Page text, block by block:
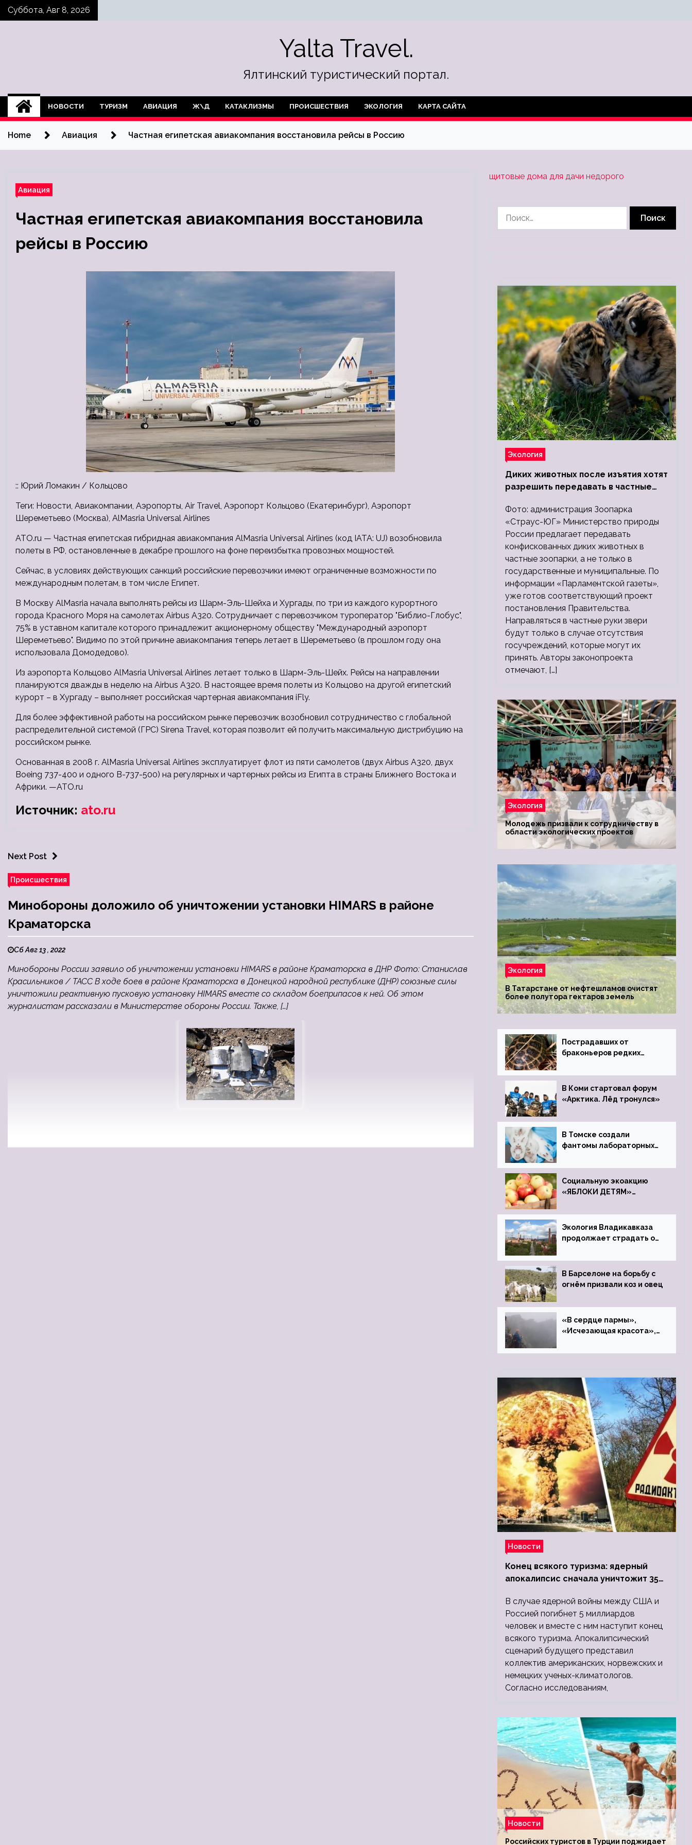
SkipСуббота, Авг 8, 2026
Yalta Travel.
Ялтинский туристический портал.
НОВОСТИ ТУРИЗМ АВИАЦИЯ Ж\Д КАТАКЛИЗМЫ ПРОИСШЕСТВИЯ ЭКОЛОГИЯ КАРТА САЙТА
Home Авиация Частная египетская авиакомпания восстановила рейсы в Россию
Авиация
Частная египетская авиакомпания восстановила
рейсы в Россию
:: Юрий Ломакин / Кольцово
Теги: Новости, Авиакомпании, Аэропорты, Air Travel, Аэропорт Кольцово (Екатеринбург), Аэропорт
Шереметьево (Москва), AlMasria Universal Airlines
ATO.ru — Частная египетская гибридная авиакомпания AlMasria Universal Airlines (код IATA: UJ) возобновила
полеты в РФ, остановленные в декабре прошлого на фоне переизбытка провозных мощностей.
Сейчас, в условиях действующих санкций российские перевозчики имеют ограниченные возможности по
международным полетам, в том числе Египет.
В Москву AlMasria начала выполнять рейсы из Шарм-Эль-Шейха и Хургады, по три из каждого курортного
города Красного Моря на самолетах Airbus A320. Сотрудничает с перевозчиком туроператор "Библио-Глобус",
75% в уставном капитале которого принадлежит акционерному обществу "Международный аэропорт
Шереметьево". Видимо по этой причине авиакомпания теперь летает в Шереметьево (в прошлом году она
использовала Домодедово).
Из аэропорта Кольцово AlMasria Universal Airlines летает только в Шарм-Эль-Шейх. Рейсы на направлении
планируются дважды в неделю на Airbus A320. В настоящее время полеты из Кольцово на другой египетский
курорт – в Хургаду – выполняет российская чартерная авиакомпания iFly.
Для более эффективной работы на российском рынке перевозчик возобновил сотрудничество с глобальной
распределительной системой (ГРС) Sirena Travel, которая позволит ей получить максимальную дистрибуцию на
российском рынке.
Основанная в 2008 г. AlMasria Universal Airlines эксплуатирует флот из пяти самолетов (двух Airbus A320, двух
Boeing 737-400 и одного B-737-500) на регулярных и чартерных рейсы из Египта в страны Ближнего Востока и
Африки. —ATO.ru
Источник: ato.ru
Next Post
Происшествия
Минобороны доложило об уничтожении установки HIMARS в районе
Краматорска
Сб Авг 13 , 2022
Минобороны России заявило об уничтожении установки HIMARS в районе Краматорска в ДНР Фото: Станислав
Красильников / ТАСС В ходе боев в районе Краматорска в Донецкой народной республике (ДНР) союзные силы
уничтожили реактивную пусковую установку HIMARS вместе со складом боеприпасов к ней. Об этом
журналистам рассказали в Министерстве обороны России. Также, […]
щитовые дома для дачи недорого
Экология
Диких животных после изъятия хотят
разрешить передавать в частные
Фото: администрация Зоопарка
«Страус-ЮГ» Министерство природы
России предлагает передавать
конфискованных диких животных в
частные зоопарки, а не только в
государственные и муниципальные. По
информации «Парламентской газеты»,
уже готов соответствующий проект
постановления Правительства.
Направляться в частные руки звери
будут только в случае отсутствия
госучреждений, которые могут их
принять. Авторы законопроекта
отмечают, […]
Экология
Молодежь призвали к сотрудничеству в
области экологических проектов
Экология
В Татарстане от нефтешламов очистят
более полутора гектаров земель
Пострадавших от
браконьеров редких
Ростовский зоопарк
В Коми стартовал форум
«Арктика. Лёд тронулся»
В Томске создали
фантомы лабораторных
Социальную экоакцию
«ЯБЛОКИ ДЕТЯМ»
Экология Владикавказа
продолжает страдать от
завода
В Барселоне на борьбу с
огнём призвали коз и овец
«В сердце пармы»,
«Исчезающая красота»,
Новости
Конец всякого туризма: ядерный
апокалипсис сначала уничтожит 350
людей
В случае ядерной войны между США и
Россией погибнет 5 миллиардов
человек и вместе с ним наступит конец
всякого туризма. Апокалипсический
сценарий будущего представил
коллектив американских, норвежских и
немецких ученых-климатологов.
Согласно исследованиям,
Новости
Российских туристов в Турции поджидает